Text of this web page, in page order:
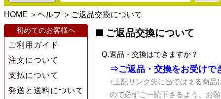
HOME ＞ ヘルプ＞ ご返品交換について
初めてのお客様へ
ご利用ガイド
注文について
支払について
発送と送料について
ご返品交換について
Q.返品・交換はできますか？
⇒ご返品・交換をお受けで
↑上記リンク先に当てはまる商
ので必ずご一読下さるよう、お